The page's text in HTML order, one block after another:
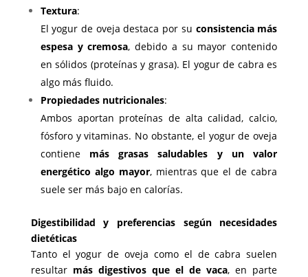
Textura:
El yogur de oveja destaca por su consistencia más
espesa y cremosa, debido a su mayor contenido
en sólidos (proteínas y grasa). El yogur de cabra es
algo más fluido.
Propiedades nutricionales:
Ambos aportan proteínas de alta calidad, calcio,
fósforo y vitaminas. No obstante, el yogur de oveja
contiene más grasas saludables y un valor
energético algo mayor, mientras que el de cabra
suele ser más bajo en calorías.
Digestibilidad y preferencias según necesidades
dietéticas
Tanto el yogur de oveja como el de cabra suelen
resultar más digestivos que el de vaca, en parte